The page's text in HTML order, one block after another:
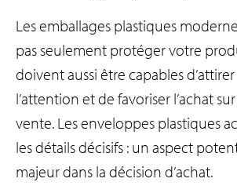
Les emballages plastiques
pas seulement protéger votre
doivent aussi être capables
l’attention et de favoriser l’achat
vente. Les enveloppes plastiques
les détails décisifs : un aspect
majeur dans la décision d’achat.